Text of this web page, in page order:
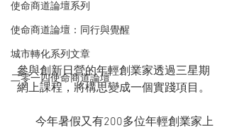
使命商道論壇系列
使命商道論壇：同行與覺醒
城市轉化系列文章
二零一四使命商道論壇
參與創新日營的年輕創業家透過三星期
網上課程，將構思變成一個實踐項目。
今年暑假又有200多位年輕創業家上